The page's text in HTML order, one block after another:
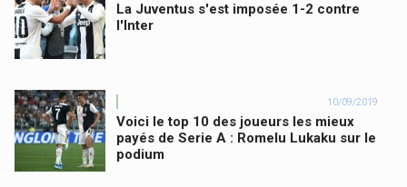
La Juventus s'est imposée 1-2 contre
l'Inter
10/09/2019
Voici le top 10 des joueurs les mieux
payés de Serie A : Romelu Lukaku sur le
podium